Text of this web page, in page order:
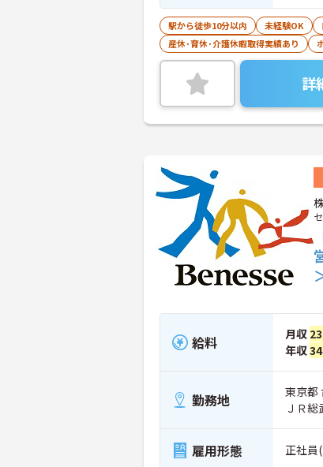
駅から徒歩10分以内 未経験OK
産休･育休･介護休暇取得実績あり
詳
給料 月収
年収
勤務地
東京都
ＪＲ
雇用形態 正社員